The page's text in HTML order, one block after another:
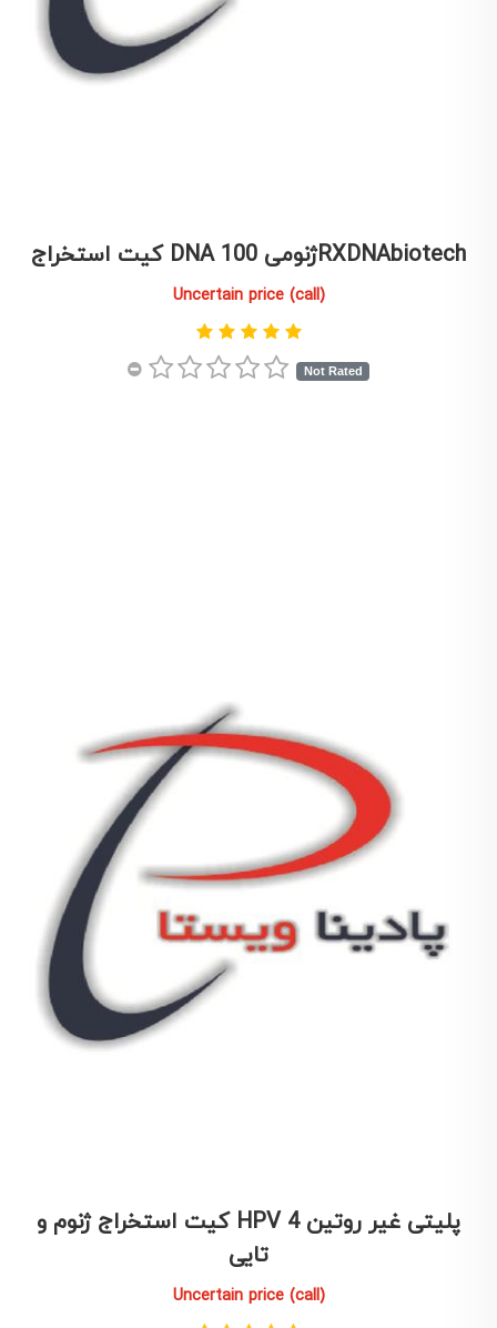
كيت استخراج DNA ژنومی 100RXDNAbiotech
Uncertain price (call)
Not Rated
كيت استخراج ژنوم و HPV پليتی غير روتين 4
تايی
Uncertain price (call)